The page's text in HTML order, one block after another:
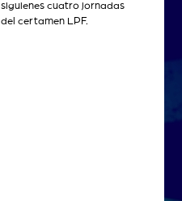
siguienes cuatro jornadas
del certamen LPF.